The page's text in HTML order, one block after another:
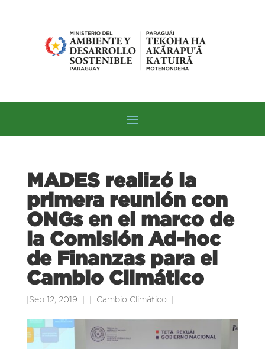
MADES realizó la
primera reunión con
ONGs en el marco de
la Comisión Ad-hoc
de Finanzas para el
Cambio Climático
Sep 12, 2019 Cambio Climático